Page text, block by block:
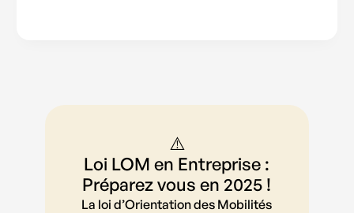
⚠️
Loi LOM en Entreprise :
Préparez vous en 2025 !
La loi d’Orientation des Mobilités